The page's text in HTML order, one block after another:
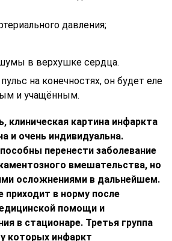
давления;
в верхушке сердца.
на конечностях, он будет еле
и учащённым.
клиническая картина инфаркта
и очень индивидуальна.
перенести заболевание
вмешательства, но
осложнениями в дальнейшем.
приходит в норму после
помощи и
в стационаре. Третья группа
которых инфаркт